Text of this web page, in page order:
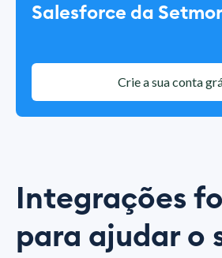
Salesforce da
Crie a sua conta
Integrações
para ajudar o